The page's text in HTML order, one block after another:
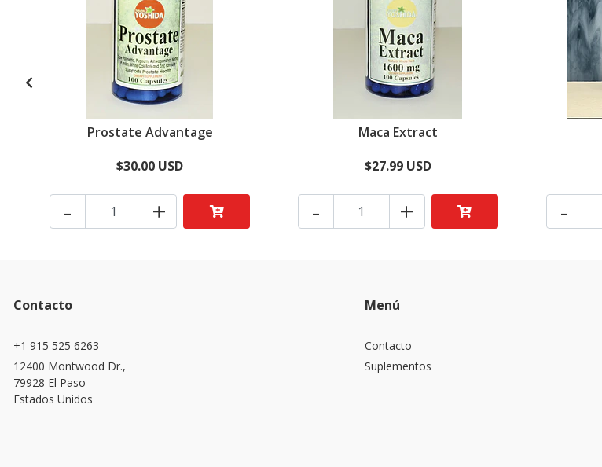
Prostate Advantage
$30.00 USD
- +
Maca Extract
$27.99 USD
- + -
Contacto
+1 915 525 6263
12400 Montwood Dr.,
79928 El Paso
Estados Unidos
Menú
Contacto
Suplementos